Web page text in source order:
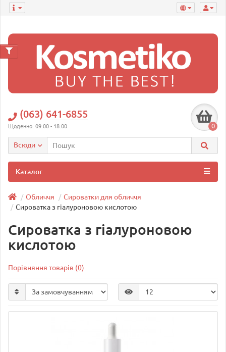
(063) 641-6855
Щоденно: 09:00 - 18:00 0
Всюди
Каталог
Обличчя
Сироватки для обличчя
Сироватка з гіалуроновою кислотою
Сироватка з гіалуроновою
кислотою
Порівняння товарів (0)